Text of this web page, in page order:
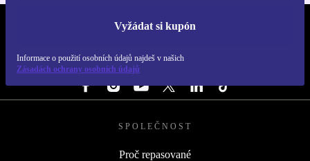
Vyžádat si kupón
Informace o použití osobních údajů najdeš v našich
Zásadách ochrany osobních údajů
REFURBED ČESKO - RETHINK NEW.
SLEDUJ NÁS
SPOLEČNOST
Proč repasované